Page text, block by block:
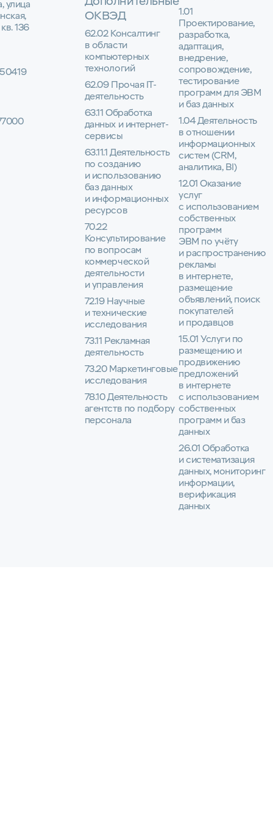
улица
136
ОКВЭД
62.02 Консалтинг
в области
компьютерных
технологий
62.09 Прочая IT-
деятельность
63.11 Обработка
данных и интернет-
сервисы
63.11.1 Деятельность
по созданию
и использованию
баз данных
и информационных
ресурсов
70.22
Консультирование
по вопросам
коммерческой
деятельности
и управления
72.19 Научные
и технические
исследования
73.11 Рекламная
деятельность
73.20 Маркетинговые
исследования
78.10 Деятельность
агентств по подбору
персонала
1.01
Проектирование,
разработка,
адаптация,
внедрение,
сопровождение,
тестирование
программ для ЭВМ
и баз данных
1.04 Деятельность
в отношении
информационных
систем (CRM,
аналитика, BI)
12.01 Оказание
услуг
с использованием
собственных
программ
ЭВМ по учёту
и распространению
рекламы
в интернете,
размещение
объявлений, поиск
покупателей
и продавцов
15.01 Услуги по
размещению и
продвижению
предложений
в интернете
с использованием
собственных
программ и баз
данных
26.01 Обработка
и систематизация
данных, мониторинг
информации,
верификация
данных